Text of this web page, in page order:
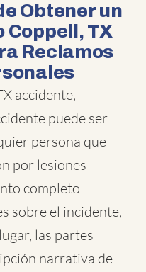
Obtener un
TX
Reclamos
accidente,
puede ser
persona que
por lesiones
completo
sobre el incidente,
las partes
narrativa de